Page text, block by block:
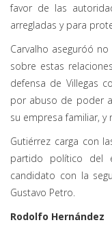
favor de las
arregladas y para
Carvalho aseguróó
sobre estas
defensa de Villegas
por abuso de poder
su empresa familiar, y
Gutiérrez carga con
partido político del
candidato con la
Gustavo Petro.
Rodolfo Hernández